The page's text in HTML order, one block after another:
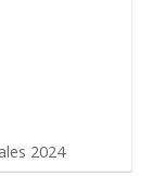
2024